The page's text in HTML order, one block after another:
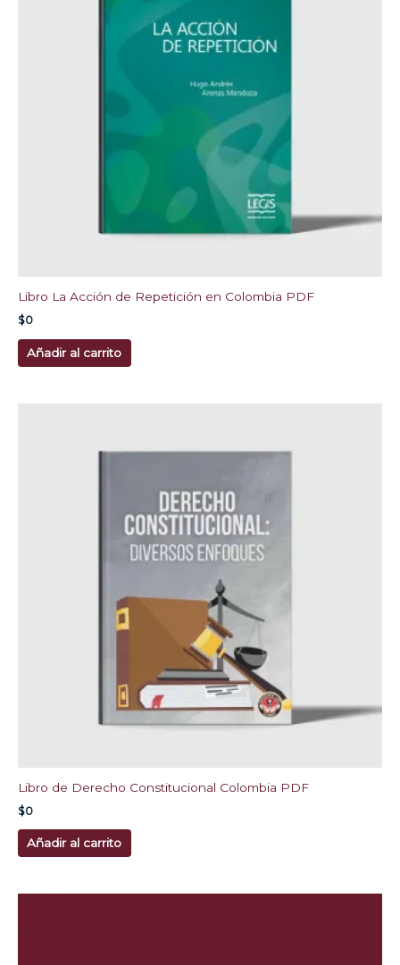
Libro La Acción de Repetición en Colombia PDF
$0
Añadir al carrito
Libro de Derecho Constitucional Colombia PDF
$0
Añadir al carrito